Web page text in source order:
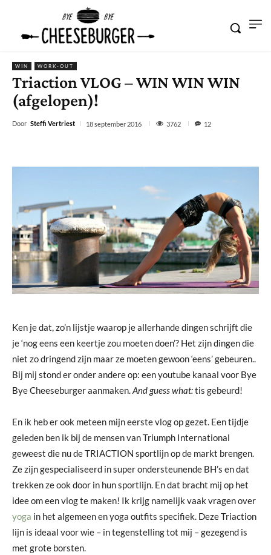
WIN WORK-OUT
Triaction VLOG – WIN WIN WIN
(afgelopen)!
Door Steffi Vertriest 18 september 2016 3762 12
Ken je dat, zo’n lijstje waarop je allerhande dingen schrijft die
je ‘nog eens een keertje zou moeten doen’? Het zijn dingen die
niet zo dringend zijn maar ze moeten gewoon ‘eens’ gebeuren..
Bij mij stond er onder andere op: een youtube kanaal voor Bye
Bye Cheeseburger aanmaken.And guess what:tis gebeurd!
En ik heb er ook meteen mijn eerste vlog op gezet. Een tijdje
geleden ben ik bij de mensen van Triumph International
geweest die nu de TRIACTION sportlijn op de markt brengen.
Ze zijn gespecialiseerd in super ondersteunende BH’s en dat
trekken ze ook door in hun sportlijn. En dat bracht mij op het
idee om een vlog te maken! Ik krijg namelijk vaak vragen over
yoga in het algemeen en yoga outfits specifiek. Deze Triaction
lijn is ideaal voor wie – in tegenstelling tot mij – gezegend is
met grote borsten.